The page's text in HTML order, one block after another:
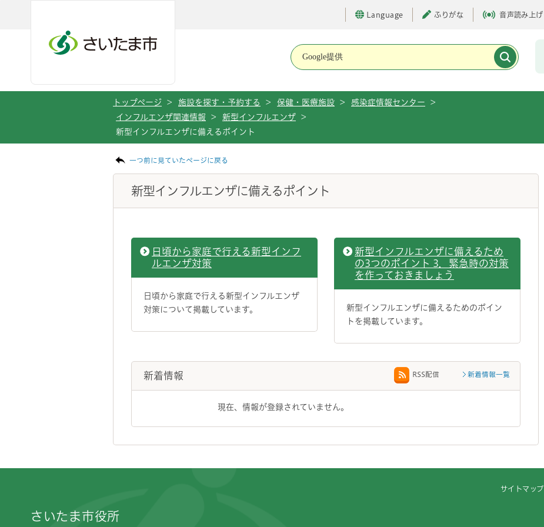
Language ふりがな 音声読み上げ
トップページ > 施設を探す・予約する > 保健・医療施設 > 感染症情報センター
>
インフルエンザ関連情報
> 新型インフルエンザ
>
新型インフルエンザに備えるポイント
一つ前に見ていたページに戻る
新型インフルエンザに備えるポイント
日頃から家庭で行える新型インフ
ルエンザ対策
日頃から家庭で行える新型インフルエンザ
対策について掲載しています。
新型インフルエンザに備えるため
の3つのポイント 3．緊急時の対策
を作っておきましょう
新型インフルエンザに備えるためのポイン
トを掲載しています。
新着情報 新着情報一覧
RSS配信
現在、情報が登録されていません。
サイトマップ
さいたま市役所